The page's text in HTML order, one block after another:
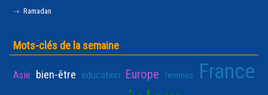
Ramadan
Mots-clés de la semaine
Asie bien-être éducation Europe femmes France